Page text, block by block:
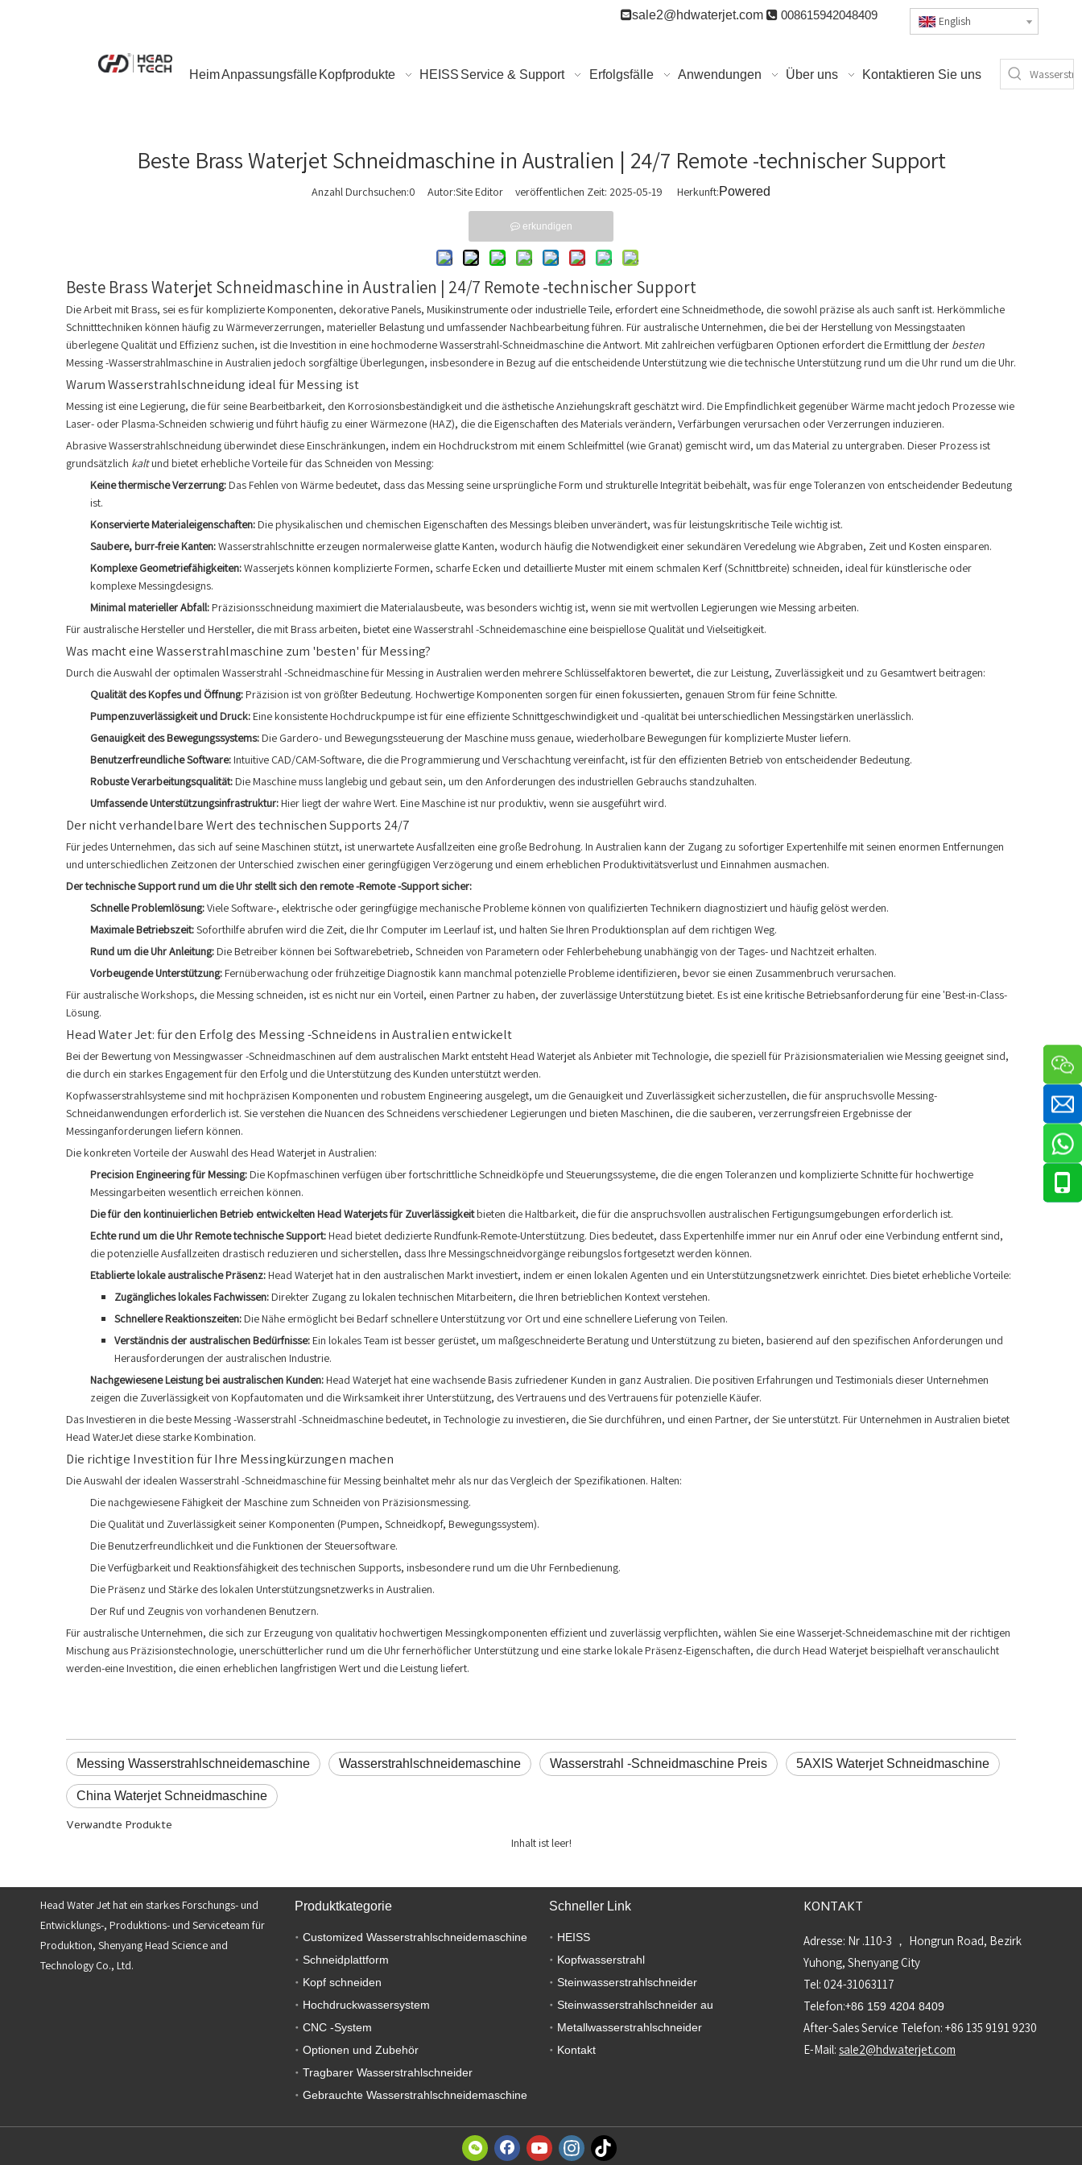
sale2@hdwaterjet.com  008615942048409 English
HeimAnpassungsfälle Kopfprodukte HEISS Service & Support Erfolgsfälle Anwendungen Über uns Kontaktieren Sie uns
Beste Brass Waterjet Schneidmaschine in Australien | 24/7 Remote -technischer Support
Anzahl Durchsuchen:0 Autor:Site Editor veröffentlichen Zeit: 2025-05-19 Herkunft:Powered
erkundigen
Beste Brass Waterjet Schneidmaschine in Australien | 24/7 Remote -technischer Support
Die Arbeit mit Brass, sei es für komplizierte Komponenten, dekorative Panels, Musikinstrumente oder industrielle Teile, erfordert eine Schneidmethode, die sowohl präzise als auch sanft ist. Herkömmliche
Schnitttechniken können häufig zu Wärmeverzerrungen, materieller Belastung und umfassender Nachbearbeitung führen. Für australische Unternehmen, die bei der Herstellung von Messingstaaten
überlegene Qualität und Effizienz suchen, ist die Investition in eine hochmoderne Wasserstrahl-Schneidmaschine die Antwort. Mit zahlreichen verfügbaren Optionen erfordert die Ermittlung der besten
Messing -Wasserstrahlmaschine in Australien jedoch sorgfältige Überlegungen, insbesondere in Bezug auf die entscheidende Unterstützung wie die technische Unterstützung rund um die Uhr rund um die Uhr.
Warum Wasserstrahlschneidung ideal für Messing ist
Messing ist eine Legierung, die für seine Bearbeitbarkeit, den Korrosionsbeständigkeit und die ästhetische Anziehungskraft geschätzt wird. Die Empfindlichkeit gegenüber Wärme macht jedoch Prozesse wie
Laser- oder Plasma-Schneiden schwierig und führt häufig zu einer Wärmezone (HAZ), die die Eigenschaften des Materials verändern, Verfärbungen verursachen oder Verzerrungen induzieren.
Abrasive Wasserstrahlschneidung überwindet diese Einschränkungen, indem ein Hochdruckstrom mit einem Schleifmittel (wie Granat) gemischt wird, um das Material zu untergraben. Dieser Prozess ist
grundsätzlich kaltund bietet erhebliche Vorteile für das Schneiden von Messing:
Keine thermische Verzerrung: Das Fehlen von Wärme bedeutet, dass das Messing seine ursprüngliche Form und strukturelle Integrität beibehält, was für enge Toleranzen von entscheidender Bedeutung
ist.
Konservierte Materialeigenschaften: Die physikalischen und chemischen Eigenschaften des Messings bleiben unverändert, was für leistungskritische Teile wichtig ist.
Saubere, burr-freie Kanten:Wasserstrahlschnitte erzeugen normalerweise glatte Kanten, wodurch häufig die Notwendigkeit einer sekundären Veredelung wie Abgraben, Zeit und Kosten einsparen.
Komplexe Geometriefähigkeiten:Wasserjets können komplizierte Formen, scharfe Ecken und detaillierte Muster mit einem schmalen Kerf (Schnittbreite) schneiden, ideal für künstlerische oder
komplexe Messingdesigns.
Minimal materieller Abfall: Präzisionsschneidung maximiert die Materialausbeute, was besonders wichtig ist, wenn sie mit wertvollen Legierungen wie Messing arbeiten.
Für australische Hersteller und Hersteller, die mit Brass arbeiten, bietet eine Wasserstrahl -Schneidemaschine eine beispiellose Qualität und Vielseitigkeit.
Was macht eine Wasserstrahlmaschine zum 'besten' für Messing?
Durch die Auswahl der optimalen Wasserstrahl -Schneidmaschine für Messing in Australien werden mehrere Schlüsselfaktoren bewertet, die zur Leistung, Zuverlässigkeit und zu Gesamtwert beitragen:
Qualität des Kopfes und Öffnung: Präzision ist von größter Bedeutung. Hochwertige Komponenten sorgen für einen fokussierten, genauen Strom für feine Schnitte.
Pumpenzuverlässigkeit und Druck: Eine konsistente Hochdruckpumpe ist für eine effiziente Schnittgeschwindigkeit und -qualität bei unterschiedlichen Messingstärken unerlässlich.
Genauigkeit des Bewegungssystems: Die Gardero- und Bewegungssteuerung der Maschine muss genaue, wiederholbare Bewegungen für komplizierte Muster liefern.
Benutzerfreundliche Software: Intuitive CAD/CAM-Software, die die Programmierung und Verschachtung vereinfacht, ist für den effizienten Betrieb von entscheidender Bedeutung.
Robuste Verarbeitungsqualität: Die Maschine muss langlebig und gebaut sein, um den Anforderungen des industriellen Gebrauchs standzuhalten.
Umfassende Unterstützungsinfrastruktur: Hier liegt der wahre Wert. Eine Maschine ist nur produktiv, wenn sie ausgeführt wird.
Der nicht verhandelbare Wert des technischen Supports 24/7
Für jedes Unternehmen, das sich auf seine Maschinen stützt, ist unerwartete Ausfallzeiten eine große Bedrohung. In Australien kann der Zugang zu sofortiger Expertenhilfe mit seinen enormen Entfernungen
und unterschiedlichen Zeitzonen der Unterschied zwischen einer geringfügigen Verzögerung und einem erheblichen Produktivitätsverlust und Einnahmen ausmachen.
Der technische Support rund um die Uhr stellt sich den remote -Remote -Support sicher:
Schnelle Problemlösung:Viele Software-, elektrische oder geringfügige mechanische Probleme können von qualifizierten Technikern diagnostiziert und häufig gelöst werden.
Maximale Betriebszeit:Soforthilfe abrufen wird die Zeit, die Ihr Computer im Leerlauf ist, und halten Sie Ihren Produktionsplan auf dem richtigen Weg.
Rund um die Uhr Anleitung: Die Betreiber können bei Softwarebetrieb, Schneiden von Parametern oder Fehlerbehebung unabhängig von der Tages- und Nachtzeit erhalten.
Vorbeugende Unterstützung: Fernüberwachung oder frühzeitige Diagnostik kann manchmal potenzielle Probleme identifizieren, bevor sie einen Zusammenbruch verursachen.
Für australische Workshops, die Messing schneiden, ist es nicht nur ein Vorteil, einen Partner zu haben, der zuverlässige Unterstützung bietet. Es ist eine kritische Betriebsanforderung für eine 'Best-in-Class-
Lösung.
Head Water Jet: für den Erfolg des Messing -Schneidens in Australien entwickelt
Bei der Bewertung von Messingwasser -Schneidmaschinen auf dem australischen Markt entsteht Head Waterjet als Anbieter mit Technologie, die speziell für Präzisionsmaterialien wie Messing geeignet sind,
die durch ein starkes Engagement für den Erfolg und die Unterstützung des Kunden unterstützt werden.
Kopfwasserstrahlsysteme sind mit hochpräzisen Komponenten und robustem Engineering ausgelegt, um die Genauigkeit und Zuverlässigkeit sicherzustellen, die für anspruchsvolle Messing-
Schneidanwendungen erforderlich ist. Sie verstehen die Nuancen des Schneidens verschiedener Legierungen und bieten Maschinen, die die sauberen, verzerrungsfreien Ergebnisse der
Messinganforderungen liefern können.
Die konkreten Vorteile der Auswahl des Head Waterjet in Australien:
Precision Engineering für Messing: Die Kopfmaschinen verfügen über fortschrittliche Schneidköpfe und Steuerungssysteme, die die engen Toleranzen und komplizierte Schnitte für hochwertige
Messingarbeiten wesentlich erreichen können.
Die für den kontinuierlichen Betrieb entwickelten Head Waterjets für Zuverlässigkeitbieten die Haltbarkeit, die für die anspruchsvollen australischen Fertigungsumgebungen erforderlich ist.
Echte rund um die Uhr Remote technische Support: Head bietet dedizierte Rundfunk-Remote-Unterstützung. Dies bedeutet, dass Expertenhilfe immer nur ein Anruf oder eine Verbindung entfernt sind,
die potenzielle Ausfallzeiten drastisch reduzieren und sicherstellen, dass Ihre Messingschneidvorgänge reibungslos fortgesetzt werden können.
Etablierte lokale australische Präsenz: Head Waterjet hat in den australischen Markt investiert, indem er einen lokalen Agenten und ein Unterstützungsnetzwerk einrichtet. Dies bietet erhebliche Vorteile:
Zugängliches lokales Fachwissen: Direkter Zugang zu lokalen technischen Mitarbeitern, die Ihren betrieblichen Kontext verstehen.
Schnellere Reaktionszeiten: Die Nähe ermöglicht bei Bedarf schnellere Unterstützung vor Ort und eine schnellere Lieferung von Teilen.
Verständnis der australischen Bedürfnisse: Ein lokales Team ist besser gerüstet, um maßgeschneiderte Beratung und Unterstützung zu bieten, basierend auf den spezifischen Anforderungen und
Herausforderungen der australischen Industrie.
Nachgewiesene Leistung bei australischen Kunden: Head Waterjet hat eine wachsende Basis zufriedener Kunden in ganz Australien. Die positiven Erfahrungen und Testimonials dieser Unternehmen
zeigen die Zuverlässigkeit von Kopfautomaten und die Wirksamkeit ihrer Unterstützung, des Vertrauens und des Vertrauens für potenzielle Käufer.
Das Investieren in die beste Messing -Wasserstrahl -Schneidmaschine bedeutet, in Technologie zu investieren, die Sie durchführen, und einen Partner, der Sie unterstützt. Für Unternehmen in Australien bietet
Head WaterJet diese starke Kombination.
Die richtige Investition für Ihre Messingkürzungen machen
Die Auswahl der idealen Wasserstrahl -Schneidmaschine für Messing beinhaltet mehr als nur das Vergleich der Spezifikationen. Halten:
Die nachgewiesene Fähigkeit der Maschine zum Schneiden von Präzisionsmessing.
Die Qualität und Zuverlässigkeit seiner Komponenten (Pumpen, Schneidkopf, Bewegungssystem).
Die Benutzerfreundlichkeit und die Funktionen der Steuersoftware.
Die Verfügbarkeit und Reaktionsfähigkeit des technischen Supports, insbesondere rund um die Uhr Fernbedienung.
Die Präsenz und Stärke des lokalen Unterstützungsnetzwerks in Australien.
Der Ruf und Zeugnis von vorhandenen Benutzern.
Für australische Unternehmen, die sich zur Erzeugung von qualitativ hochwertigen Messingkomponenten effizient und zuverlässig verpflichten, wählen Sie eine Wasserjet-Schneidemaschine mit der richtigen
Mischung aus Präzisionstechnologie, unerschütterlicher rund um die Uhr fernerhöflicher Unterstützung und eine starke lokale Präsenz-Eigenschaften, die durch Head Waterjet beispielhaft veranschaulicht
werden-eine Investition, die einen erheblichen langfristigen Wert und die Leistung liefert.
Messing Wasserstrahlschneidemaschine Wasserstrahlschneidemaschine Wasserstrahl -Schneidmaschine Preis 5AXIS Waterjet Schneidmaschine
China Waterjet Schneidmaschine
Verwandte Produkte
Inhalt ist leer!
Head Water Jet hat ein starkes Forschungs- und
Entwicklungs-, Produktions- und Serviceteam für
Produktion, Shenyang Head Science and
Technology Co., Ltd.
Produktkategorie
Customized Wasserstrahlschneidemaschine
Schneidplattform
Kopf schneiden
Hochdruckwassersystem
CNC -System
Optionen und Zubehör
Tragbarer Wasserstrahlschneider
Gebrauchte Wasserstrahlschneidemaschine
Schneller Link
HEISS
Kopfwasserstrahl
Steinwasserstrahlschneider
Steinwasserstrahlschneider au
Metallwasserstrahlschneider
Kontakt
KONTAKT
Adresse: Nr .110-3 ， Hongrun Road, Bezirk
Yuhong, Shenyang City
Tel: 024-31063117
Telefon:+86 159 4204 8409
After-Sales Service Telefon: +86 135 9191 9230
E-Mail: sale2@hdwaterjet.com